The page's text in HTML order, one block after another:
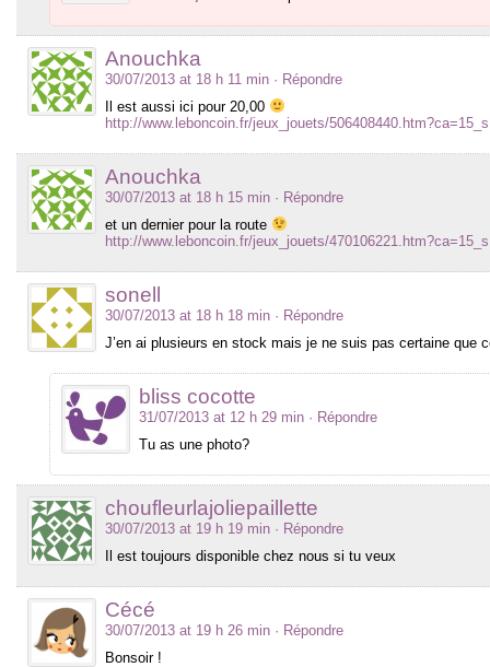
Anouchka
30/07/2013 at 18 h 11 min · Répondre
Il est aussi ici pour 20,00
http://www.leboncoin.fr/jeux_jouets/506408440.htm?ca=15_s
Anouchka
30/07/2013 at 18 h 15 min · Répondre
et un dernier pour la route
http://www.leboncoin.fr/jeux_jouets/470106221.htm?ca=15_s
sonell
30/07/2013 at 18 h 18 min · Répondre
J’en ai plusieurs en stock mais je ne suis pas certaine que
bliss cocotte
31/07/2013 at 12 h 29 min · Répondre
Tu as une photo?
choufleurlajoliepaillette
30/07/2013 at 19 h 19 min · Répondre
Il est toujours disponible chez nous si tu veux
Cécé
30/07/2013 at 19 h 26 min · Répondre
Bonsoir !